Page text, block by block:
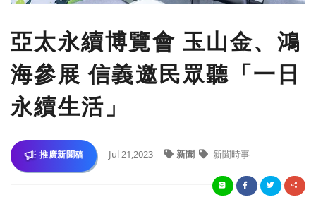
亞太永續博覽會 玉山金、鴻
海參展 信義邀民眾聽「一日
永續生活」
推廣新聞稿 Jul 21,2023 新聞 新聞時事